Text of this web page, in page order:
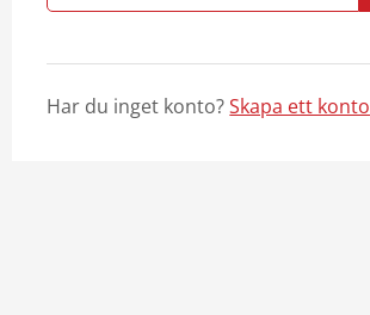
Har du inget konto?Skapa ett konto